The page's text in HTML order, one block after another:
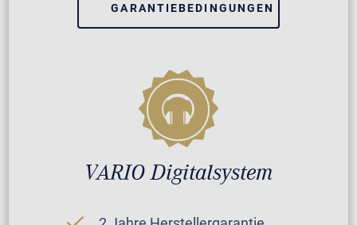
GARANTIEBEDINGUNGEN
VARIO Digitalsystem